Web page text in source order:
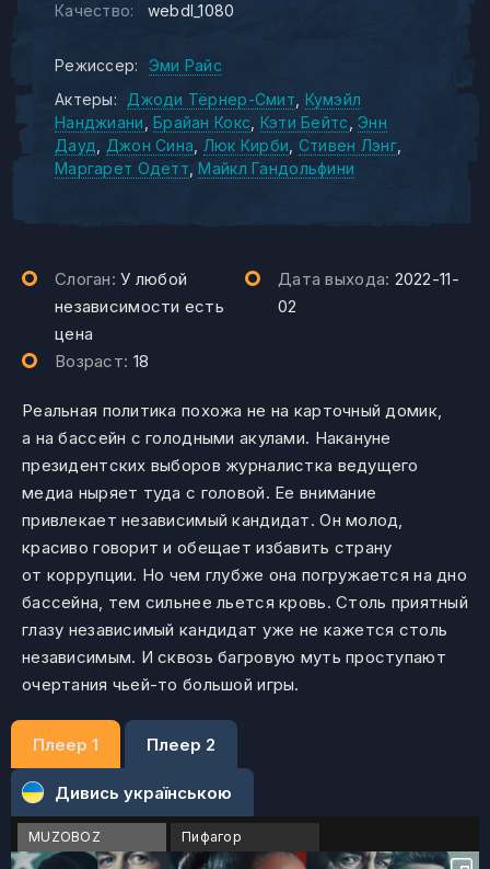
Качество: webdl_1080
Режиссер:
Эми Райс
Актеры:
Джоди Тёрнер-Смит Кумэйл
Нанджиани Брайан Кокс Кэти Бейтс Энн
Дауд
Джон Сина Люк Кирби
Стивен Лэнг
Маргарет Одетт Майкл Гандольфини
Слоган: У любой
независимости есть
цена
Дата выхода: 2022-11-
02
Возраст: 18
Реальная политика похожа не на карточный домик,
а на бассейн с голодными акулами. Накануне
президентских выборов журналистка ведущего
медиа ныряет туда с головой. Ее внимание
привлекает независимый кандидат. Он молод,
красиво говорит и обещает избавить страну
от коррупции. Но чем глубже она погружается на дно
бассейна, тем сильнее льется кровь. Столь приятный
глазу независимый кандидат уже не кажется столь
независимым. И сквозь багровую муть проступают
очертания чьей-то большой игры.
Плеер 1 Плеер 2
Дивись українською
MUZOBOZ Пифагор